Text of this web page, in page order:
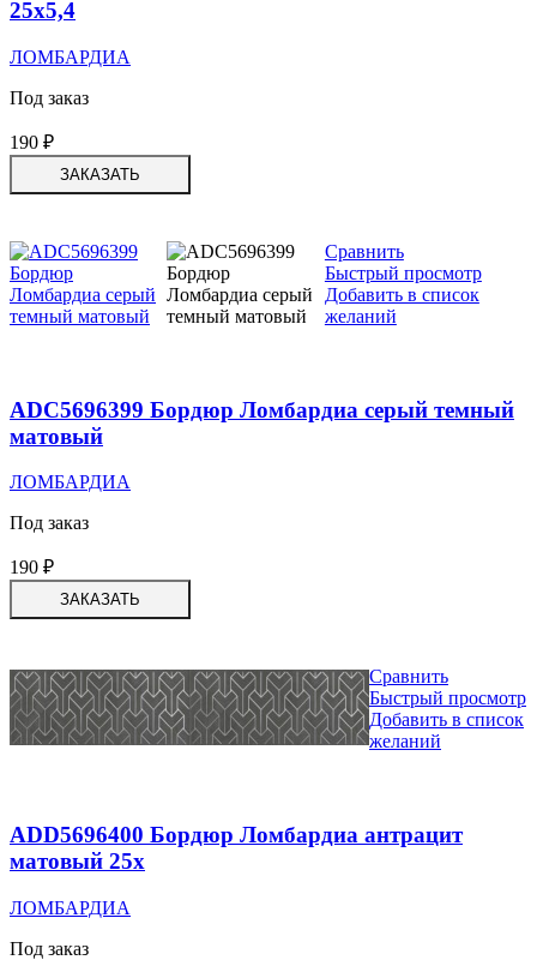
25х5,4
ЛОМБАРДИА
Под заказ
190 ₽
ЗАКАЗАТЬ
Сравнить
Быстрый просмотр
Добавить в список
желаний
ADC5696399 Бордюр Ломбардиа серый темный
матовый
ЛОМБАРДИА
Под заказ
190 ₽
ЗАКАЗАТЬ
Сравнить
Быстрый просмотр
Добавить в список
желаний
ADD5696400 Бордюр Ломбардиа антрацит
матовый 25х
ЛОМБАРДИА
Под заказ